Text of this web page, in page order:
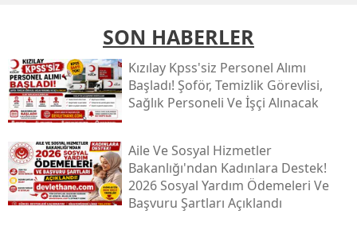
SON HABERLER
Kızılay Kpss'siz Personel Alımı
Başladı! Şoför, Temizlik Görevlisi,
Sağlık Personeli Ve İşçi Alınacak
Aile Ve Sosyal Hizmetler
Bakanlığı'ndan Kadınlara Destek!
2026 Sosyal Yardım Ödemeleri Ve
Başvuru Şartları Açıklandı